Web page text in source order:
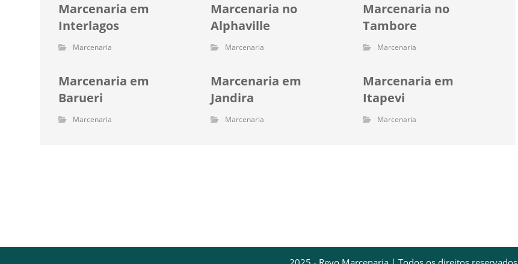
Marcenaria em
Interlagos
Marcenaria
Marcenaria no
Alphaville
Marcenaria
Marcenaria no
Tambore
Marcenaria
Marcenaria em
Barueri
Marcenaria
Marcenaria em
Jandira
Marcenaria
Marcenaria em
Itapevi
Marcenaria